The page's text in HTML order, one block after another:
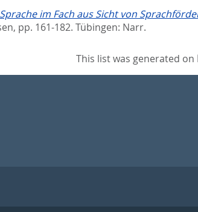
im Fach aus Sicht von
pp. 161-182. Tübingen: Narr.
This list was generated on